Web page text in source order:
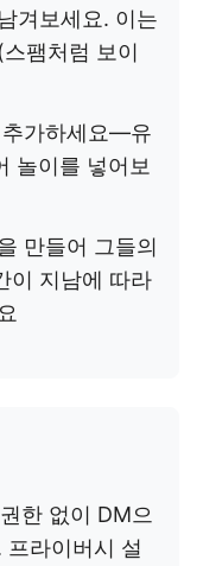
겨보세요. 이는
팸처럼 보이
추가하세요—유
놀이를 넣어보
만들어 그들의
이 지남에 따라
한 없이 DM으
프라이버시 설